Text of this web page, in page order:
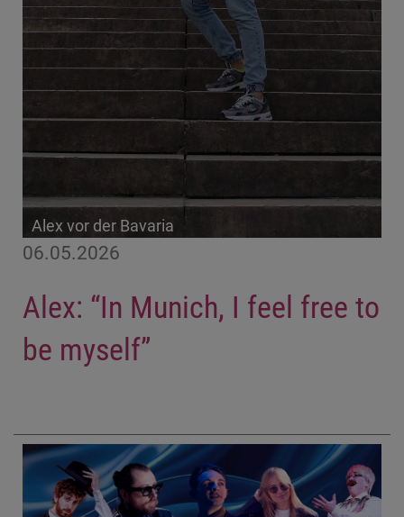
06.05.2026
Alex: “In Munich, I feel free to
be myself”
Alex vor der Bavaria